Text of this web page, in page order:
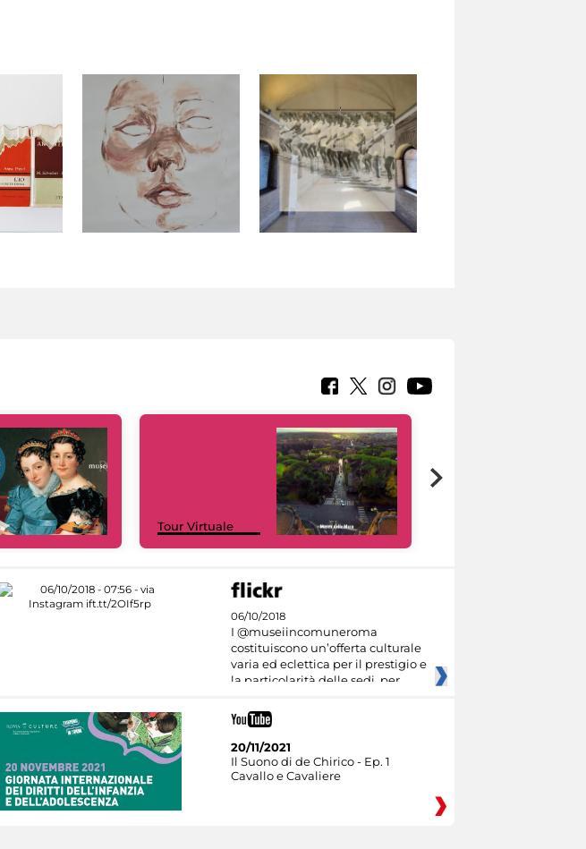
Tour Virtuale
06/10/2018
I @museiincomuneroma
costituiscono un’offerta culturale
varia ed eclettica per il prestigio e
la particolarità delle sedi, per
20/11/2021
Il Suono di de Chirico - Ep. 1
Cavallo e Cavaliere